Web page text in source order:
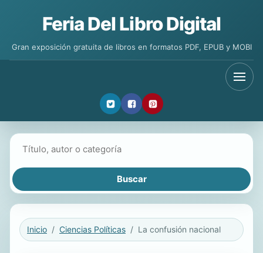
Feria Del Libro Digital
Gran exposición gratuita de libros en formatos PDF, EPUB y MOBI
Inicio Ciencias Políticas La confusión nacional